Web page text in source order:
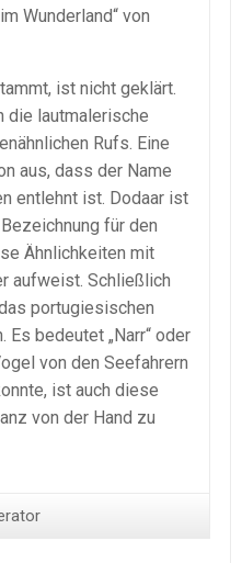
Wunderland“ von
ist nicht geklärt.
die lautmalerische
Rufs. Eine
aus, dass der Name
entlehnt ist. Dodaar ist
für den
Ähnlichkeiten mit
aufweist. Schließlich
portugiesischen
Es bedeutet „Narr“ oder
von den Seefahrern
ist auch diese
von der Hand zu